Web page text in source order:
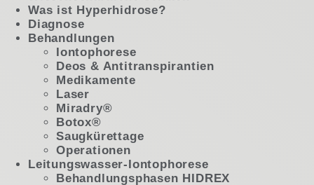
Was ist Hyperhidrose?
Diagnose
Behandlungen
Iontophorese
Deos & Antitranspirantien
Medikamente
Laser
Miradry®
Botox®
Saugkürettage
Operationen
Leitungswasser-Iontophorese
Behandlungsphasen HIDREX